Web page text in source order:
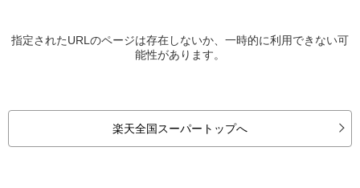
指定されたURLのページは存在しないか、一時的に利用できない可
能性があります。
楽天全国スーパートップへ